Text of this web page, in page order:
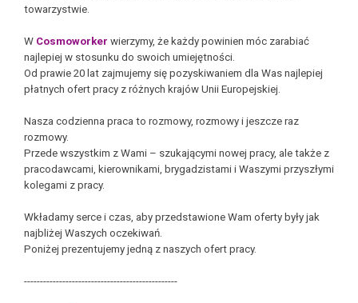
towarzystwie.
W Cosmoworker wierzymy, że każdy powinien móc zarabiać
najlepiej w stosunku do swoich umiejętności.
Od prawie 20 lat zajmujemy się pozyskiwaniem dla Was najlepiej
płatnych ofert pracy z różnych krajów Unii Europejskiej.
Nasza codzienna praca to rozmowy, rozmowy i jeszcze raz
rozmowy.
Przede wszystkim z Wami – szukającymi nowej pracy, ale także z
pracodawcami, kierownikami, brygadzistami i Waszymi przyszłymi
kolegami z pracy.
Wkładamy serce i czas, aby przedstawione Wam oferty były jak
najbliżej Waszych oczekiwań.
Poniżej prezentujemy jedną z naszych ofert pracy.
------------------------------------------------